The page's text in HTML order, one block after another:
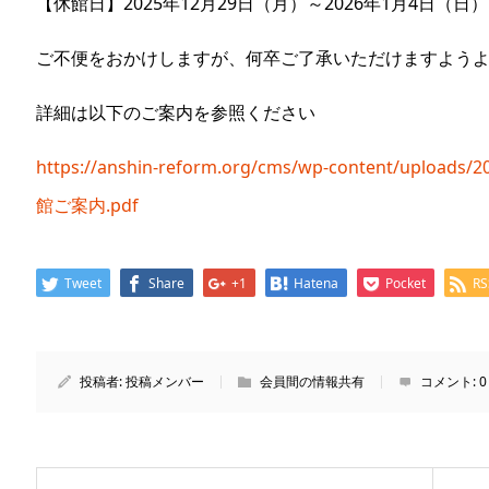
ご不便をおかけしますが、何卒ご了承いただけますよう
詳細は以下のご案内を参照ください
https://anshin-reform.org/cms/wp-content/uploads/
館ご案内.pdf
Tweet Share +1 Hatena Pocket
投稿者:投稿メンバー 会員間の情報共有 コメント:0